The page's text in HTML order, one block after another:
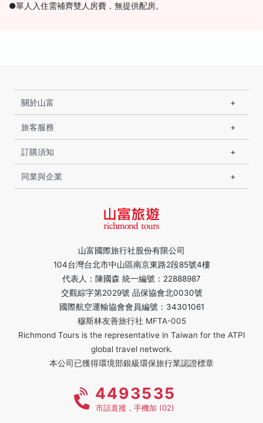
●單人入住需補齊雙人房費，無提供配房。
山富國際旅行社股份有限公司
104台灣台北市中山區南京東路2段85號4樓
代表人：陳國森 統一編號：22888987
交觀綜字第2029號 品保協會北0030號
國際航空運輸協會會員編號：34301061
穆斯林友善旅行社 MFTA-005
Richmond Tours is the representative in Taiwan for the ATPI
global travel network.
本公司已獲得環境部銀級環保旅行業認證標章
關於山富
旅客服務
訂購須知
同業與企業
4493535
市話直撥，手機加 (02)